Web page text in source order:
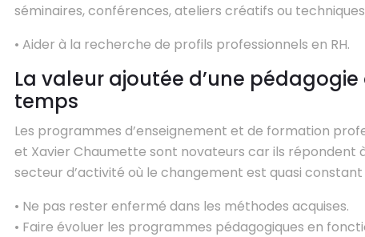
séminaires, conférences, ateliers créatifs ou
• Aider à la recherche de profils professionnels en RH.
La valeur ajoutée d’une pédagogie
temps
Les programmes d’enseignement et de formation
et Xavier Chaumette sont novateurs car ils répondent
secteur d’activité où le changement est quasi constant
• Ne pas rester enfermé dans les méthodes acquises.
• Faire évoluer les programmes pédagogiques en